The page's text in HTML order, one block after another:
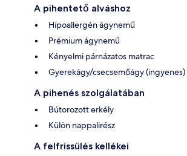
A pihentető alváshoz
Hipoallergén ágynemű
Prémium ágynemű
Kényelmi párnázatos matrac
Gyerekágy/csecsemőágy (ingyenes)
A pihenés szolgálatában
Bútorozott erkély
Külön nappalirész
A felfrissülés kellékei